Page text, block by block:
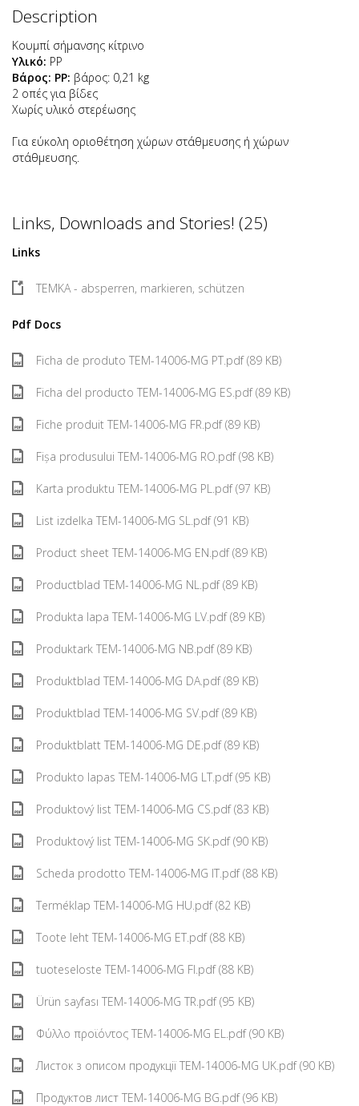
Description
Κουμπί σήμανσης κίτρινο
Υλικό: PP
Βάρος: PP: βάρος: 0,21 kg
2 οπές για βίδες
Χωρίς υλικό στερέωσης
Για εύκολη οριοθέτηση χώρων στάθμευσης ή χώρων
στάθμευσης.
Links, Downloads and Stories! (25)
Links
TEMKA - absperren, markieren, schützen
Pdf Docs
Ficha de produto TEM-14006-MG PT.pdf (89 KB)
Ficha del producto TEM-14006-MG ES.pdf (89 KB)
Fiche produit TEM-14006-MG FR.pdf (89 KB)
Fișa produsului TEM-14006-MG RO.pdf (98 KB)
Karta produktu TEM-14006-MG PL.pdf (97 KB)
List izdelka TEM-14006-MG SL.pdf (91 KB)
Product sheet TEM-14006-MG EN.pdf (89 KB)
Productblad TEM-14006-MG NL.pdf (89 KB)
Produkta lapa TEM-14006-MG LV.pdf (89 KB)
Produktark TEM-14006-MG NB.pdf (89 KB)
Produktblad TEM-14006-MG DA.pdf (89 KB)
Produktblad TEM-14006-MG SV.pdf (89 KB)
Produktblatt TEM-14006-MG DE.pdf (89 KB)
Produkto lapas TEM-14006-MG LT.pdf (95 KB)
Produktový list TEM-14006-MG CS.pdf (83 KB)
Produktový list TEM-14006-MG SK.pdf (90 KB)
Scheda prodotto TEM-14006-MG IT.pdf (88 KB)
Terméklap TEM-14006-MG HU.pdf (82 KB)
Toote leht TEM-14006-MG ET.pdf (88 KB)
tuoteseloste TEM-14006-MG FI.pdf (88 KB)
Ürün sayfası TEM-14006-MG TR.pdf (95 KB)
Φύλλο προϊόντος TEM-14006-MG EL.pdf (90 KB)
Листок з описом продукції TEM-14006-MG UK.pdf (90 KB)
Продуктов лист TEM-14006-MG BG.pdf (96 KB)